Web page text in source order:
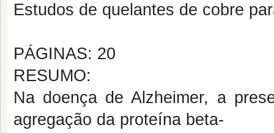
Estudos de quelantes de cobre
PÁGINAS: 20
RESUMO:
Na doença de Alzheimer, a
agregação da proteína beta-